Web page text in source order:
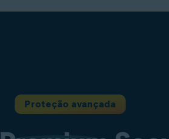
Proteção avançada